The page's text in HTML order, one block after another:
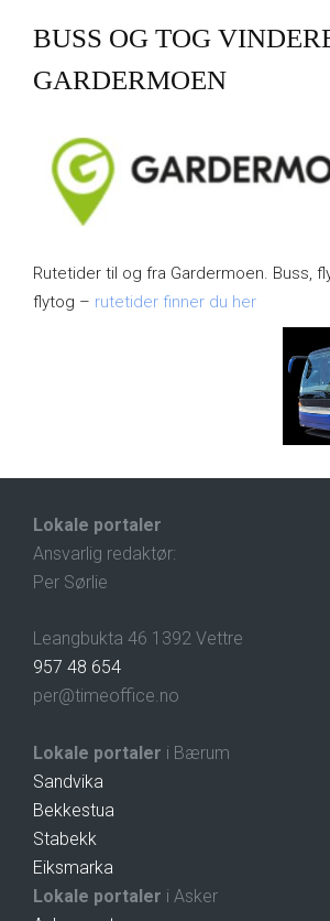
BUSS OG TOG
GARDERMOEN
Rutetider til og fra Gardermoen. Buss,
flytog – rutetider finner du her
Lokale portaler
Ansvarlig redaktør:
Per Sørlie
Leangbukta 46 1392 Vettre
957 48 654
per@timeoffice.no
Lokale portaler i Bærum
Sandvika
Bekkestua
Stabekk
Eiksmarka
Lokale portaler i Asker